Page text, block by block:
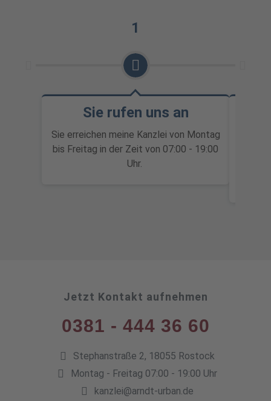
1
Sie rufen uns an
Sie erreichen meine Kanzlei von Montag
bis Freitag in der Zeit von 07:00 - 19:00
Uhr.
Jetzt Kontakt aufnehmen
0381 - 444 36 60
Stephanstraße 2, 18055 Rostock
Montag - Freitag 07:00 - 19:00 Uhr
kanzlei@arndt-urban.de